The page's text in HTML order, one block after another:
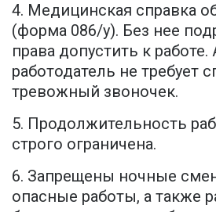
4. Медицинская справка
(форма 086/у). Без нее
права допустить к работе.
работодатель не требует
тревожный звоночек.
5. Продолжительность
строго ограничена.
6. Запрещены ночные
опасные работы, а также